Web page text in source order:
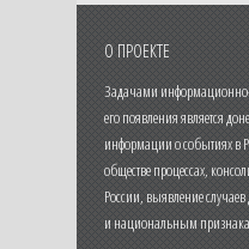
О ПРОЕКТЕ
Задачами информационно-
его появления является
информации о событиях в
обществе процессах,
России, выявление
и национальным